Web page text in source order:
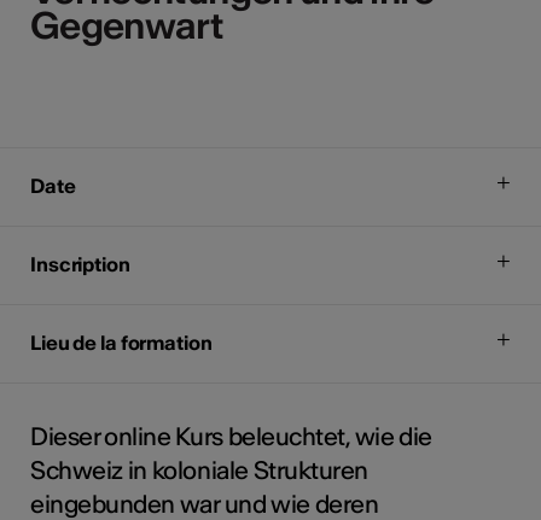
Gegenwart
Gegenwart
Date
Inscription
Lieu de la formation
Dieser online Kurs beleuchtet, wie die
Schweiz in koloniale Strukturen
eingebunden war und wie deren